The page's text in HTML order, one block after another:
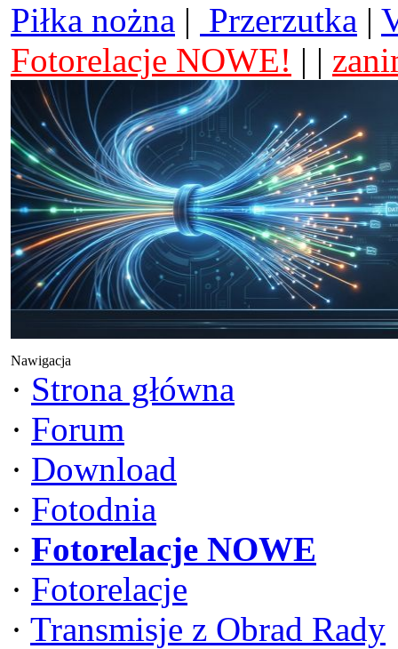
Piłka nożna | Przerzutka |
Fotorelacje NOWE! | |
Nawigacja
· Strona główna
· Forum
· Download
· Fotodnia
· Fotorelacje NOWE
· Fotorelacje
· Transmisje z Obrad Rady